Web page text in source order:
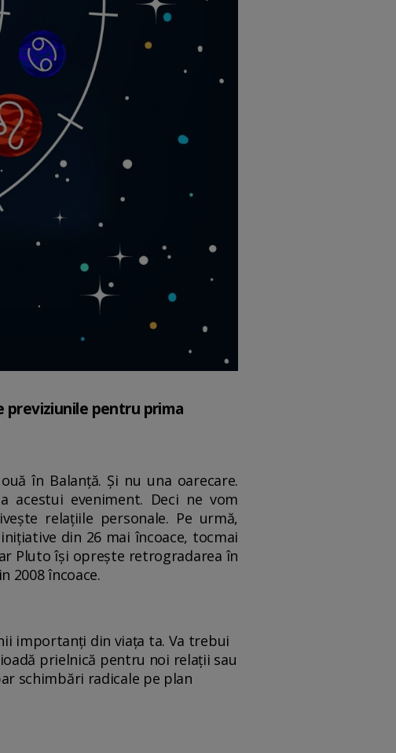
previziunile pentru prima
în Balanță. Și nu una oarecare.
acestui eveniment. Deci ne vom
relațiile personale. Pe urmă,
din 26 mai încoace, tocmai
Pluto își oprește retrogradarea în
2008 încoace.
importanți din viața ta. Va trebui
prielnică pentru noi relații sau
schimbări radicale pe plan